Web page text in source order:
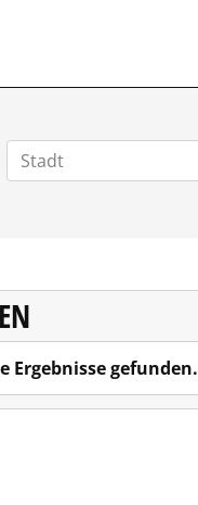
Ergebnisse gefunden.